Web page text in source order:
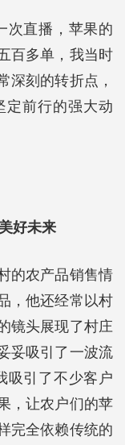
次直播，苹果的
百多单，我当时
深刻的转折点，
定前行的强大动
好未来
的农产品销售情
，他还经常以村
镜头展现了村庄
妥吸引了一波流
吸引了不少客户
，让农户们的苹
完全依赖传统的